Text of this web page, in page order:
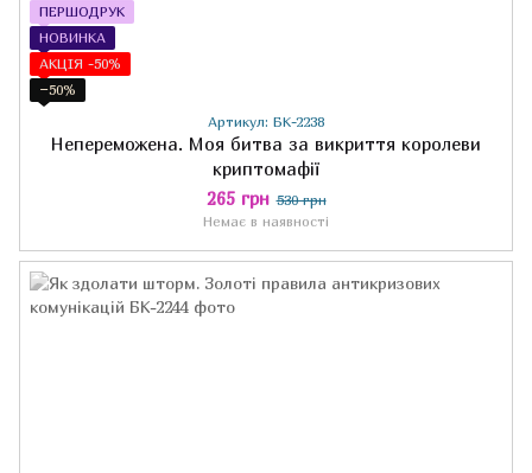
ПЕРШОДРУК
НОВИНКА
АКЦІЯ -50%
−50%
Артикул: БК-2238
Непереможена. Моя битва за викриття королеви
криптомафії
265 грн 530 грн
Немає в наявності